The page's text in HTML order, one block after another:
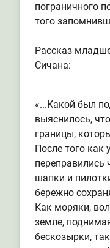
пограничного
того
Рассказ
Сичана:
«...Какой был
выяснилось,
границы,
После того как
переправились
шапки и
бережно
Как моряки,
земле,
бескозырки,